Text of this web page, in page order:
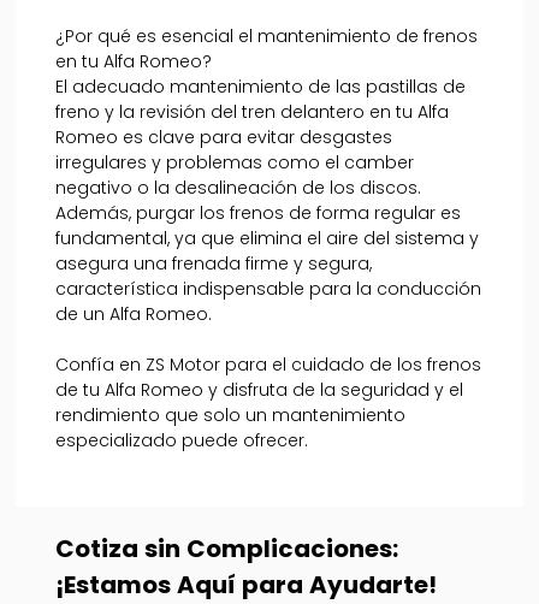
¿Por qué es esencial el mantenimiento de frenos
en tu Alfa Romeo?
El adecuado mantenimiento de las pastillas de
freno y la revisión del tren delantero en tu Alfa
Romeo es clave para evitar desgastes
irregulares y problemas como el camber
negativo o la desalineación de los discos.
Además, purgar los frenos de forma regular es
fundamental, ya que elimina el aire del sistema y
asegura una frenada firme y segura,
característica indispensable para la conducción
de un Alfa Romeo.
Confía en ZS Motor para el cuidado de los frenos
de tu Alfa Romeo y disfruta de la seguridad y el
rendimiento que solo un mantenimiento
especializado puede ofrecer.
Cotiza sin Complicaciones:
¡Estamos Aquí para Ayudarte!